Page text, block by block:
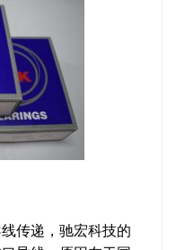
传递，驰宏科技的